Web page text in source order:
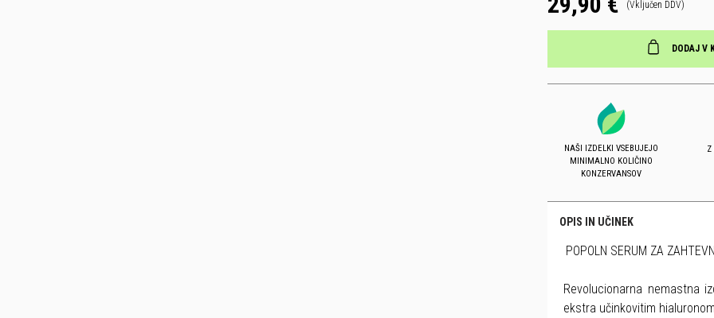
(Vključen DDV)
DODAJ V
NAŠI IZDELKI VSEBUJEJO
MINIMALNO KOLIČINO
KONZERVANSOV
Z
OPIS IN UČINEK
POPOLN SERUM ZA
Revolucionarna nemastna
ekstra učinkovitim